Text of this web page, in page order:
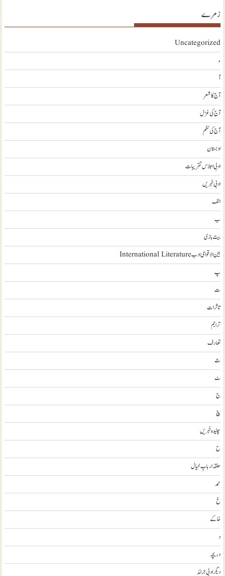
زمرے
Uncategorized
ء
آ
آج کا شعر
آج کی غزل
آج کی نظم
ادبستان
ادبی اجلاس تقریبات
ادبی خبریں
الف
ب
بیت بازی
بین الاقوامی ادب International Literature
پ
ت
تاثرات
تراجم
تعارف
ث
ٹ
ج
چ
چنیدہ خبریں
ح
حلقہ اربابِ خیال
حمد
خ
خاکے
د
دریچہ
ديگر ادبی جرائد